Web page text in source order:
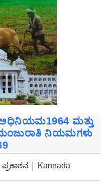
ಮತ್ತು
ನಿಯಮಗಳು
| Kannada